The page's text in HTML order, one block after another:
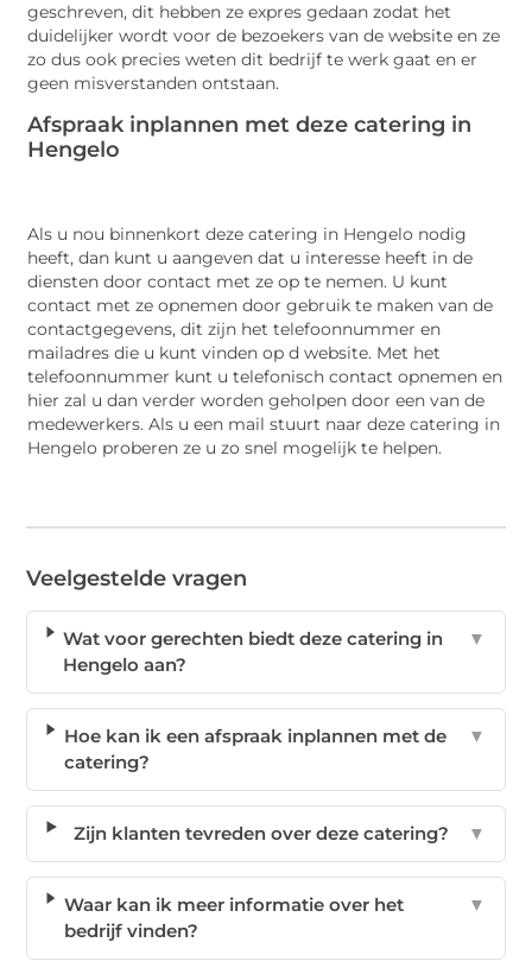
geschreven, dit hebben ze expres gedaan zodat het
duidelijker wordt voor de bezoekers van de website en ze
zo dus ook precies weten dit bedrijf te werk gaat en er
geen misverstanden ontstaan.
Afspraak inplannen met deze catering in
Hengelo
Als u nou binnenkort deze catering in Hengelo nodig
heeft, dan kunt u aangeven dat u interesse heeft in de
diensten door contact met ze op te nemen. U kunt
contact met ze opnemen door gebruik te maken van de
contactgegevens, dit zijn het telefoonnummer en
mailadres die u kunt vinden op d website. Met het
telefoonnummer kunt u telefonisch contact opnemen en
hier zal u dan verder worden geholpen door een van de
medewerkers. Als u een mail stuurt naar deze catering in
Hengelo proberen ze u zo snel mogelijk te helpen.
Veelgestelde vragen
Wat voor gerechten biedt deze catering in
Hengelo aan?
▼
Hoe kan ik een afspraak inplannen met de
catering?
▼
Zijn klanten tevreden over deze catering? ▼
Waar kan ik meer informatie over het
bedrijf vinden?
▼